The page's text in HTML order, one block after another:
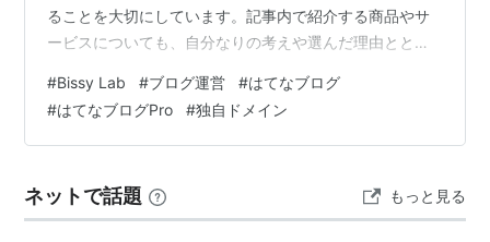
はてなダイアリープラス
ス」の全機能を利用できる。はてなブログProだけの特
典もある。
ることを大切にしています。記事内で紹介する商品やサ
ービスについても、自分なりの考えや選んだ理由ととも
を参考にしながら、ご自身の価値観に合わせてご判断く
ださい。 はじめに 2026年8月、Bissy Labは新しい段階
へ進みました。 はてなブログProへの移行と、独自ドメ
設定の変更ではありません。 私にとっては、Bissy…
#Bissy Lab #ブログ運営 #はてなブログ
#はてなブログPro #独自ドメイン
ネットで話題 もっと見る